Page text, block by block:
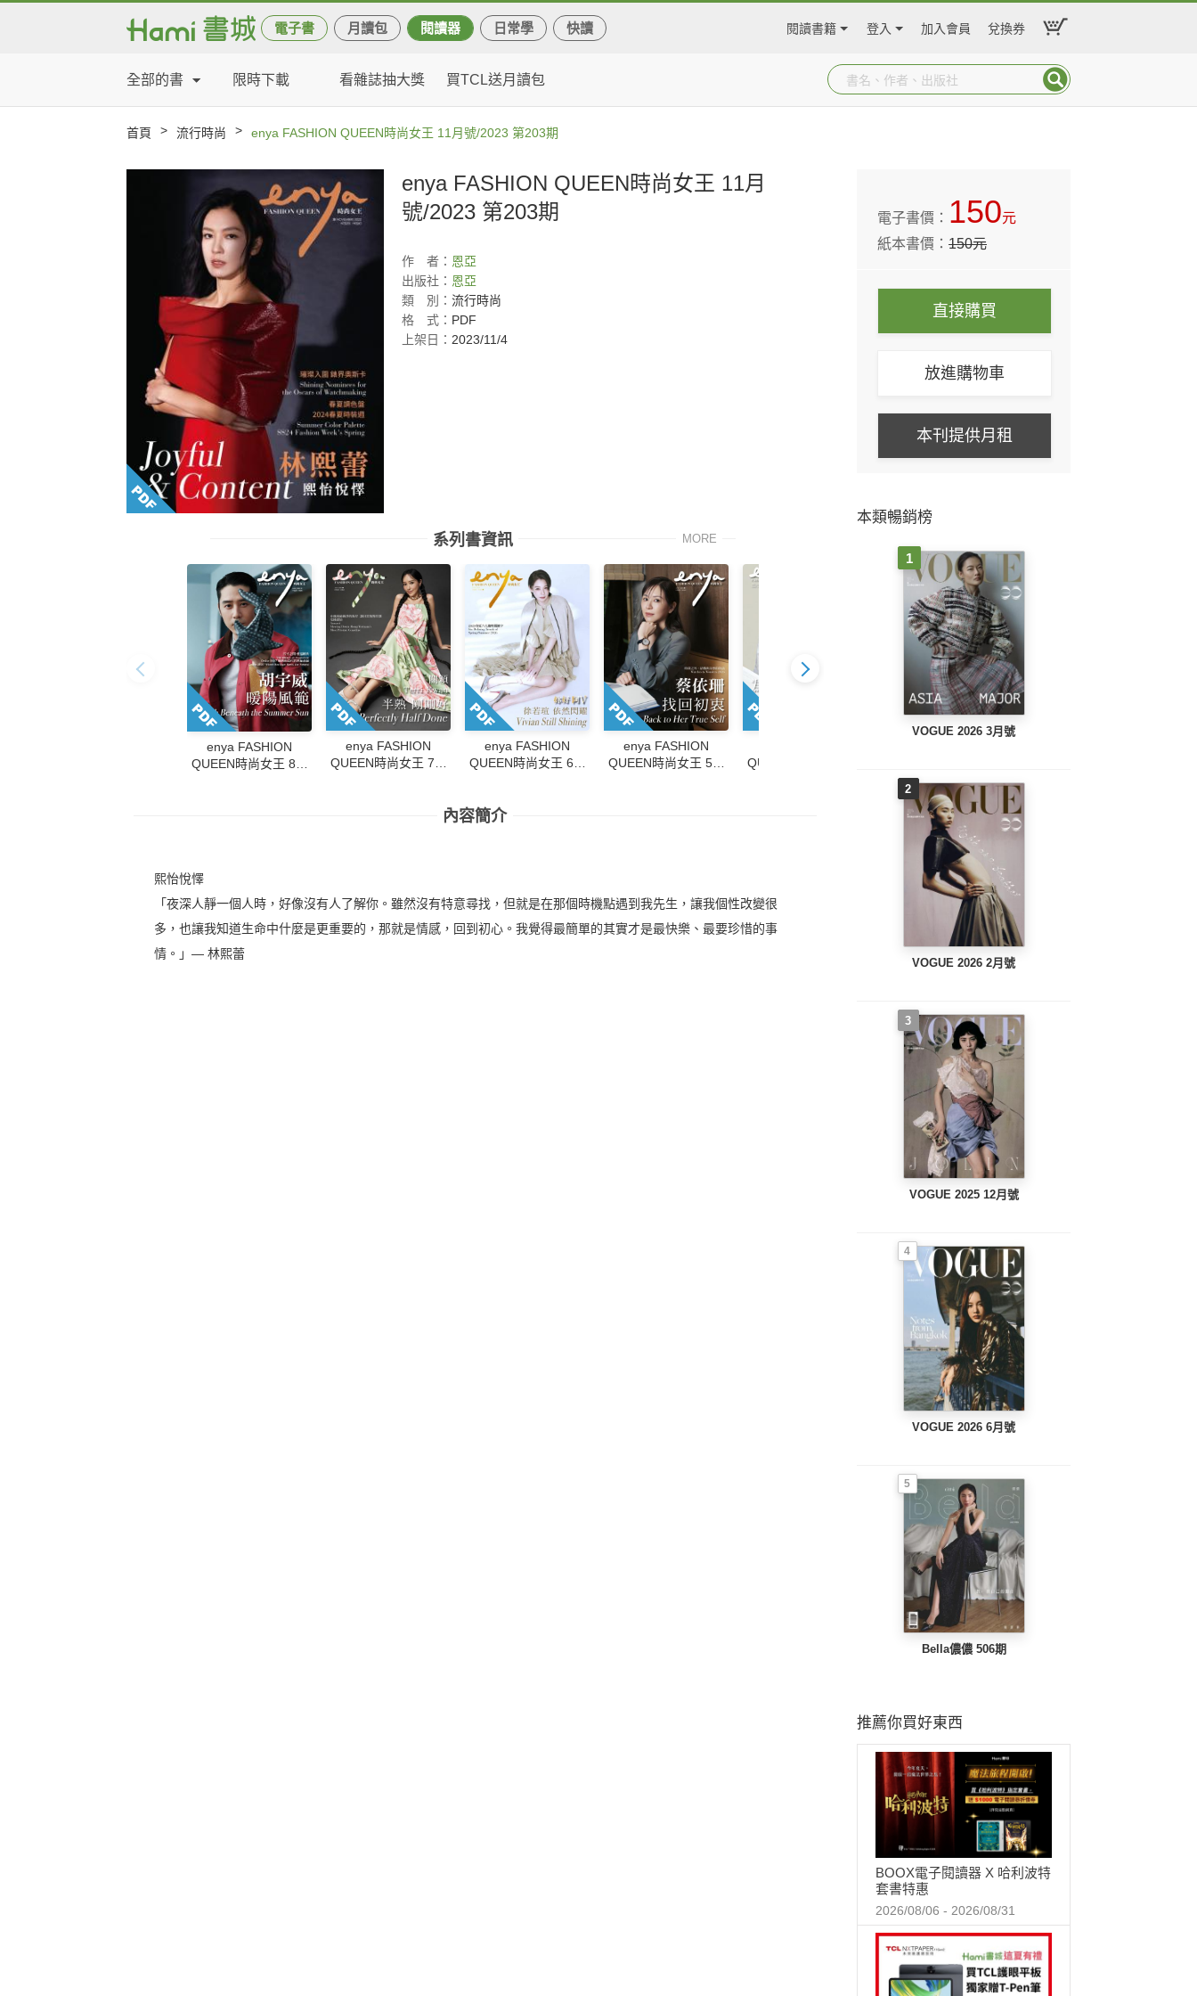
電子書 月讀包 閱讀器 日常學 快讀 閱讀書籍 登入 加入會員 兌換券
全部的書 限時下載 看雜誌抽大獎 買TCL送月讀包
首頁 > 流行時尚 > enya FASHION QUEEN時尚女王 11月號/2023 第203期
enya FASHION QUEEN時尚女王 11月
號/2023 第203期
作 者： 恩亞
出版社： 恩亞
類
別： 流行時尚
格
式： PDF
上架日： 2023/11/4
系列書資訊 MORE
enya FASHION
QUEEN時尚女王 8月
enya FASHION
QUEEN時尚女王 7月
enya FASHION
QUEEN時尚女王 6月
enya FASHION
QUEEN時尚女王 5月
QUEEN時尚女王 4月
月號/2026第229期
內容簡介
熙怡悅懌
「夜深人靜一個人時，好像沒有人了解你。雖然沒有特意尋找，但就是在那個時機點遇到我先生，讓我個性改變很
多，也讓我知道生命中什麼是更重要的，那就是情感，回到初心。我覺得最簡單的其實才是最快樂、最要珍惜的事
情。」— 林熙蕾
電子書價： 150元
紙本書價：150元
直接購買
放進購物車
本刊提供月租
本類暢銷榜
1
VOGUE 2026 3月號
2
VOGUE 2026 2月號
3
VOGUE 2025 12月號
4
VOGUE 2026 6月號
5
Bella儂儂 506期
推薦你買好東西
BOOX電子閱讀器 X 哈利波特
套書特惠
2026/08/06 - 2026/08/31